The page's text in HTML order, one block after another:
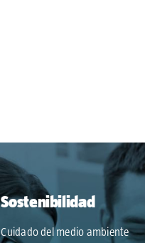
Sostenibilidad
Cuidado del medio ambiente